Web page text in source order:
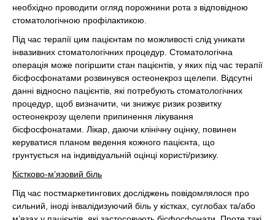
необхідно проводити огляд порожнини рота з відповідною
стоматологічною профілактикою.
Під час терапії цим пацієнтам по можливості слід уникати
інвазивних стоматологічних процедур. Стоматологічна
операція може погіршити стан пацієнтів, у яких під час терапії
бісфосфонатами розвинувся остеонекроз щелепи. Відсутні
данні відносно пацієнтів, які потребують стоматологічних
процедур, щоб визначити, чи знижує ризик розвитку
остеонекрозу щелепи припинення лікування
бісфосфонатами. Лікар, даючи клінічну оцінку, повинен
керуватися планом ведення кожного пацієнта, що
грунтується на індивідуальній оцінці користі/ризику.
Кістково-м’язовий біль
Під час постмаркетингових досліджень повідомлялося про
сильний, іноді інвалідизуючий біль у кістках, суглобах та/або